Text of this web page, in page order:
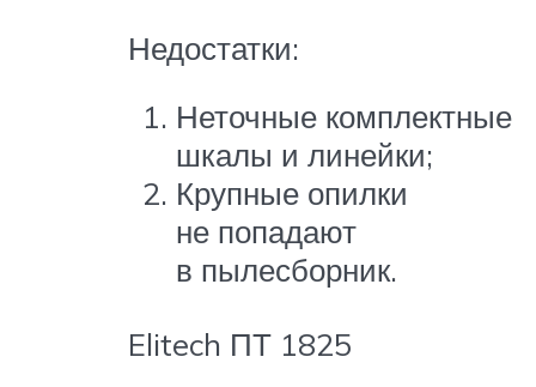
Недостатки:
Неточные комплектные
шкалы и линейки;
Крупные опилки
не попадают
в пылесборник.
Elitech ПТ 1825